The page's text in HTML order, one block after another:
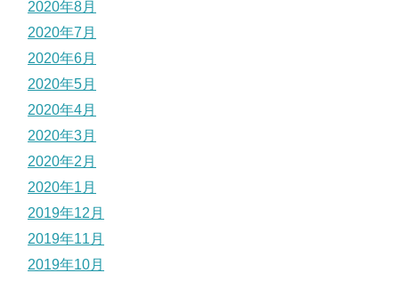
2020年8月
2020年7月
2020年6月
2020年5月
2020年4月
2020年3月
2020年2月
2020年1月
2019年12月
2019年11月
2019年10月